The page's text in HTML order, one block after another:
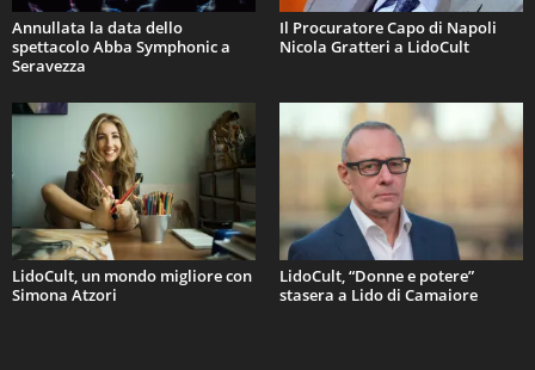
Annullata la data dello
spettacolo Abba Symphonic a
Seravezza
Il Procuratore Capo di Napoli
Nicola Gratteri a LidoCult
LidoCult, un mondo migliore con
Simona Atzori
LidoCult, “Donne e potere”
stasera a Lido di Camaiore